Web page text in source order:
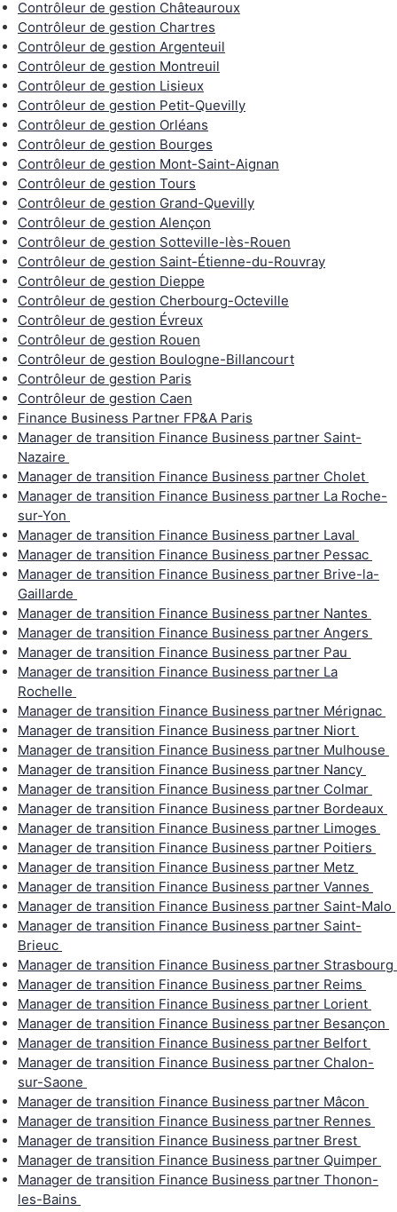
Contrôleur de gestion Châteauroux
Contrôleur de gestion Chartres
Contrôleur de gestion Argenteuil
Contrôleur de gestion Montreuil
Contrôleur de gestion Lisieux
Contrôleur de gestion Petit-Quevilly
Contrôleur de gestion Orléans
Contrôleur de gestion Bourges
Contrôleur de gestion Mont-Saint-Aignan
Contrôleur de gestion Tours
Contrôleur de gestion Grand-Quevilly
Contrôleur de gestion Alençon
Contrôleur de gestion Sotteville-lès-Rouen
Contrôleur de gestion Saint-Étienne-du-Rouvray
Contrôleur de gestion Dieppe
Contrôleur de gestion Cherbourg-Octeville
Contrôleur de gestion Évreux
Contrôleur de gestion Rouen
Contrôleur de gestion Boulogne-Billancourt
Contrôleur de gestion Paris
Contrôleur de gestion Caen
Finance Business Partner FP&A Paris
Manager de transition Finance Business partner Saint-
Nazaire
Manager de transition Finance Business partner Cholet
Manager de transition Finance Business partner La Roche-
sur-Yon
Manager de transition Finance Business partner Laval
Manager de transition Finance Business partner Pessac
Manager de transition Finance Business partner Brive-la-
Gaillarde
Manager de transition Finance Business partner Nantes
Manager de transition Finance Business partner Angers
Manager de transition Finance Business partner Pau
Manager de transition Finance Business partner La
Rochelle
Manager de transition Finance Business partner Mérignac
Manager de transition Finance Business partner Niort
Manager de transition Finance Business partner Mulhouse
Manager de transition Finance Business partner Nancy
Manager de transition Finance Business partner Colmar
Manager de transition Finance Business partner Bordeaux
Manager de transition Finance Business partner Limoges
Manager de transition Finance Business partner Poitiers
Manager de transition Finance Business partner Metz
Manager de transition Finance Business partner Vannes
Manager de transition Finance Business partner Saint-Malo
Manager de transition Finance Business partner Saint-
Brieuc
Manager de transition Finance Business partner Strasbourg
Manager de transition Finance Business partner Reims
Manager de transition Finance Business partner Lorient
Manager de transition Finance Business partner Besançon
Manager de transition Finance Business partner Belfort
Manager de transition Finance Business partner Chalon-
sur-Saone
Manager de transition Finance Business partner Mâcon
Manager de transition Finance Business partner Rennes
Manager de transition Finance Business partner Brest
Manager de transition Finance Business partner Quimper
Manager de transition Finance Business partner Thonon-
les-Bains